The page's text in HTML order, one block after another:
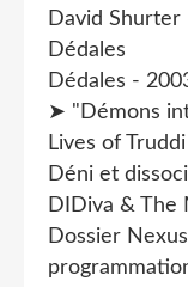
David Shurter
Dédales
Dédales -
➤ "Démons
Lives of
Déni et
DIDiva & The
Dossier